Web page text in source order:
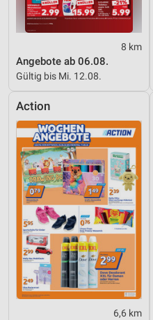
8 km
Angebote ab 06.08.
Gültig bis Mi. 12.08.
Action
6,6 km